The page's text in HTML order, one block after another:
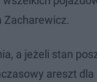
Zacharewicz.
a jeżeli stan
areszt dla